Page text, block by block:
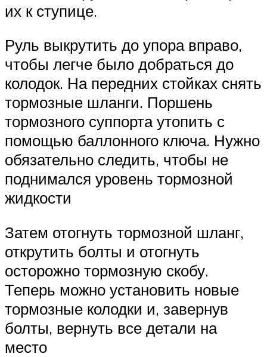
их к ступице.
Руль выкрутить до упора вправо,
чтобы легче было добраться до
колодок. На передних стойках снять
тормозные шланги. Поршень
тормозного суппорта утопить с
помощью баллонного ключа. Нужно
обязательно следить, чтобы не
поднимался уровень тормозной
жидкости
Затем отогнуть тормозной шланг,
открутить болты и отогнуть
осторожно тормозную скобу.
Теперь можно установить новые
тормозные колодки и, завернув
болты, вернуть все детали на
место